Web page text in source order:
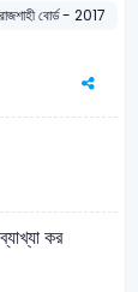
রাজশাহী বোর্ড - 2017
কর